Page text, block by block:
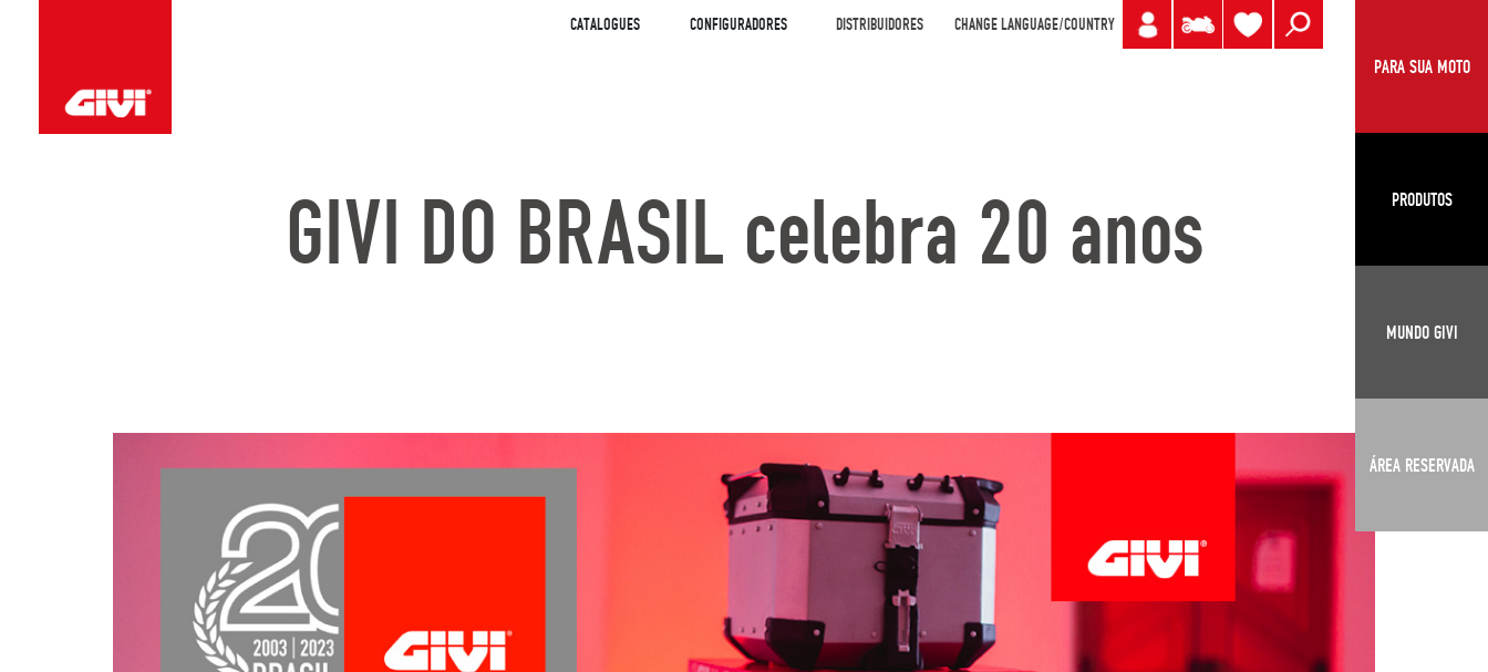
CATALOGUES CONFIGURADORES DISTRIBUIDORES CHANGE LANGUAGE/COUNTRY
PARA SUA MOTO
PRODUTOS
MUNDO GIVI
ÁREA RESERVADA
GIVI DO BRASIL celebra 20 anos